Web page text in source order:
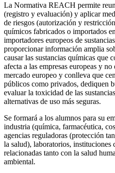
La Normativa REACH permite
(registro y evaluación) y aplicar
de riesgos (autorización y
químicos fabricados o importados
importadores europeos de
proporcionar información amplia
causar las sustancias químicas que
afecta a las empresas europeas y
mercado europeo y conlleva que
públicos como privados, dediquen
evaluar la toxicidad de las
alternativas de uso más seguras.
Se formará a los alumnos para su
industria (química, farmacéutica,
agencias reguladoras (protección
la salud), laboratorios, instituciones
relacionadas tanto con la salud
ambiental.